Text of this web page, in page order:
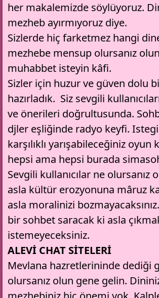
her makalemizde söylüyoruz.
mezheb ayırmıyoruz diye.
Sizlerde hiç farketmez hangi
mezhebe mensup olursanız
muhabbet isteyin kâfi.
Sizler için huzur ve güven dolu
hazırladık. Siz sevgili
ve önerileri doğrultusunda.
djler eşliğinde radyo keyfi.
karşılıklı yarışabileceğiniz oyun
hepsi ama hepsi burada
Sevgili kullanıcılar ne olursanız
asla kültür erozyonuna mâruz
asla moralinizi
bir sohbet saracak ki asla
istemeyeceksiniz.
ALEVİ CHAT SİTELERİ
Mevlana hazretlerininde dediği
olursanız olun gene gelin.